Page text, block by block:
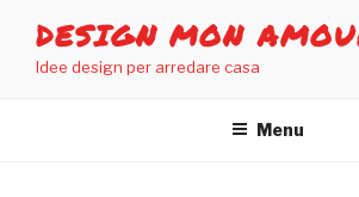
contenuto
DESIGN MON
Idee design per arredare casa
Menu